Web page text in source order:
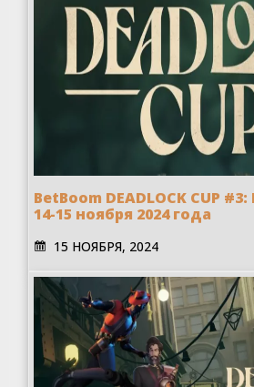
BetBoom DEADLOCK CUP
14-15 ноября 2024 года
15 НОЯБРЯ, 2024